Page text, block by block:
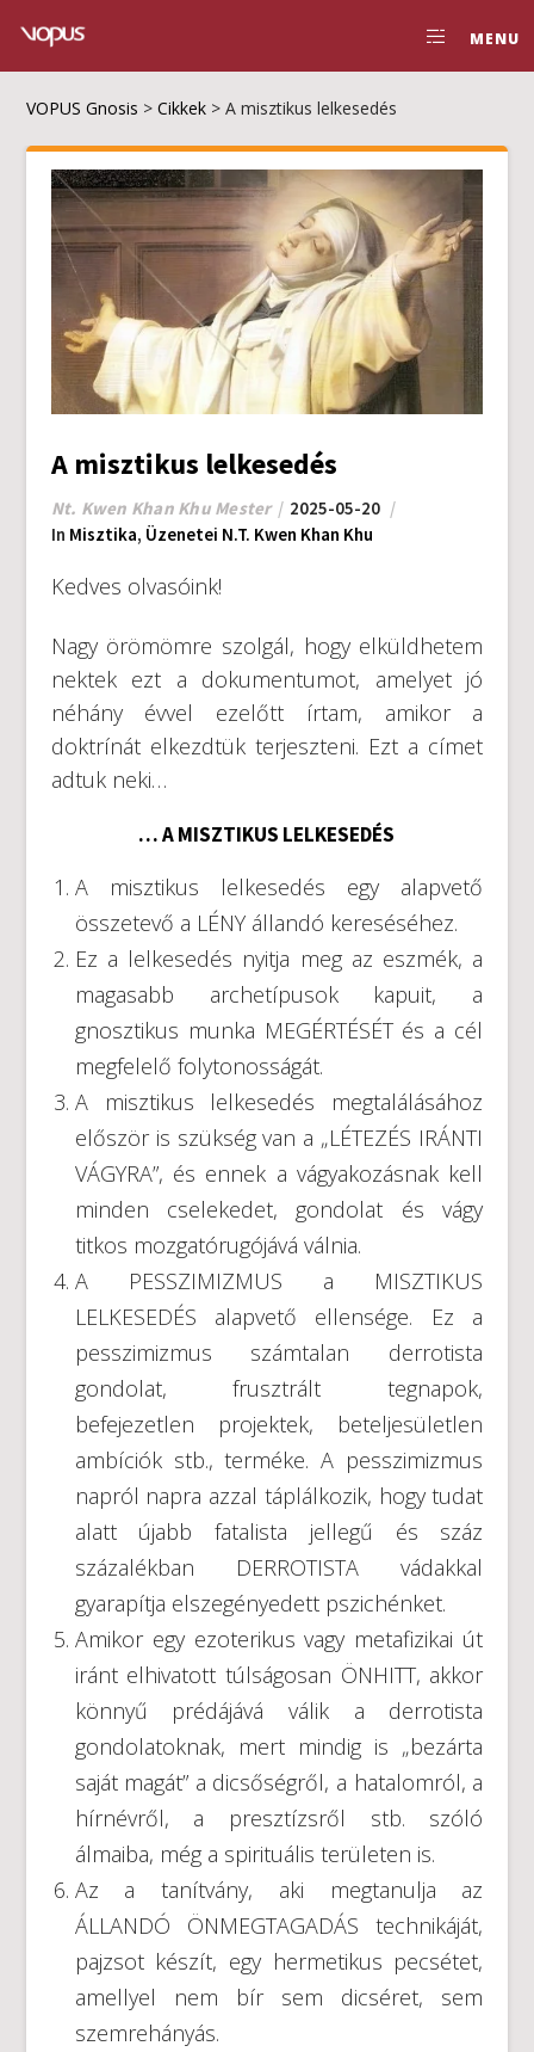
MENU
VOPUS Gnosis >Cikkek >A misztikus lelkesedés
A misztikus lelkesedés
Nt. Kwen Khan Khu Mester
2025-05-20
In Misztika, Üzenetei N.T. Kwen Khan Khu
Kedves olvasóink!
Nagy örömömre szolgál, hogy elküldhetem
nektek ezt a dokumentumot, amelyet jó
néhány évvel ezelőtt írtam, amikor a
doktrínát elkezdtük terjeszteni. Ezt a címet
adtuk neki…
… A MISZTIKUS LELKESEDÉS
A misztikus lelkesedés egy alapvető
összetevő a LÉNY állandó kereséséhez.
Ez a lelkesedés nyitja meg az eszmék, a
magasabb archetípusok kapuit, a
gnosztikus munka MEGÉRTÉSÉT és a cél
megfelelő folytonosságát.
A misztikus lelkesedés megtalálásához
először is szükség van a „LÉTEZÉS IRÁNTI
VÁGYRA”, és ennek a vágyakozásnak kell
minden cselekedet, gondolat és vágy
titkos mozgatórugójává válnia.
A PESSZIMIZMUS a MISZTIKUS
LELKESEDÉS alapvető ellensége. Ez a
pesszimizmus számtalan derrotista
gondolat, frusztrált tegnapok,
befejezetlen projektek, beteljesületlen
ambíciók stb., terméke. A pesszimizmus
napról napra azzal táplálkozik, hogy tudat
alatt újabb fatalista jellegű és száz
százalékban DERROTISTA vádakkal
gyarapítja elszegényedett pszichénket.
Amikor egy ezoterikus vagy metafizikai út
iránt elhivatott túlságosan ÖNHITT, akkor
könnyű prédájává válik a derrotista
gondolatoknak, mert mindig is „bezárta
saját magát” a dicsőségről, a hatalomról, a
hírnévről, a presztízsről stb. szóló
álmaiba, még a spirituális területen is.
Az a tanítvány, aki megtanulja az
ÁLLANDÓ ÖNMEGTAGADÁS technikáját,
pajzsot készít, egy hermetikus pecsétet,
amellyel nem bír sem dicséret, sem
szemrehányás.